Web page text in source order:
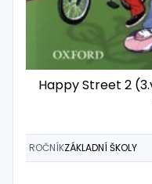
Happy Street 2
ROČNÍKZÁKLADNÍ ŠKOLY